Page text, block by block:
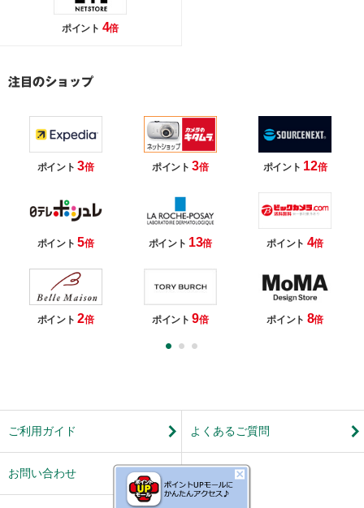
ポイント 4倍
ポイント3倍 ポイント3倍 ポイント 12倍
ポイント5倍 ポイント 13倍 ポイント 4倍
ポイント2倍 ポイント9倍 ポイント 8倍
ご利用ガイド よくあるご質問
お問い合わせ